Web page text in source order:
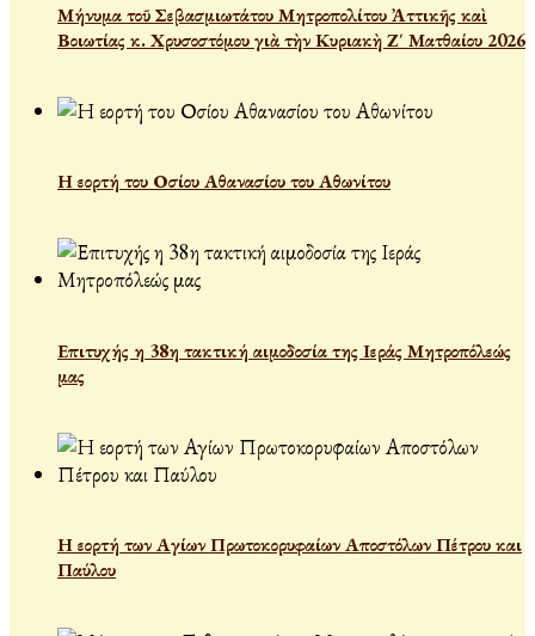
Μήνυμα τοῦ Σεβασμιωτάτου Μητροπολίτου Ἀττικῆς καὶ
Βοιωτίας κ. Χρυσοστόμου γιὰ τὴν Κυριακὴ Ζ΄ Ματθαίου 2026
Η εορτή του Οσίου Αθανασίου του Αθωνίτου
Επιτυχής η 38η τακτική αιμοδοσία της Ιεράς Μητροπόλεώς
μας
Η εορτή των Αγίων Πρωτοκορυφαίων Αποστόλων Πέτρου και
Παύλου